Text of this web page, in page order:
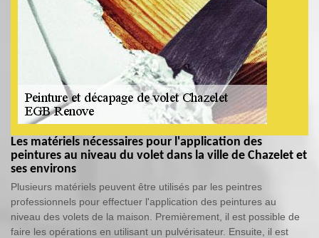
Les matériels nécessaires pour l'application des
peintures au niveau du volet dans la ville de Chazelet et
ses environs
Plusieurs matériels peuvent être utilisés par les peintres
professionnels pour effectuer l'application des peintures au
niveau des volets de la maison. Premièrement, il est possible de
faire les opérations en utilisant un pulvérisateur. Ensuite, il est